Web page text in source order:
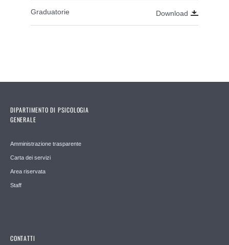
Graduatorie Download
DIPARTIMENTO DI PSICOLOGIA
GENERALE
Amministrazione trasparente
Carta dei servizi
Area riservata
Staff
CONTATTI